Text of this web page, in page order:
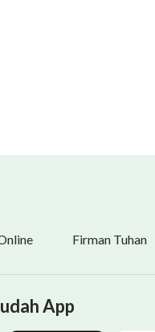
Firman Tuhan
App